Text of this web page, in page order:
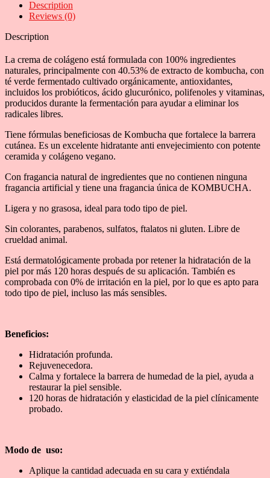
Description
Reviews (0)
Description
La crema de colágeno está formulada con 100% ingredientes
naturales, principalmente con 40.53% de extracto de kombucha, con
té verde fermentado cultivado orgánicamente, antioxidantes,
incluidos los probióticos, ácido glucurónico, polifenoles y vitaminas,
producidos durante la fermentación para ayudar a eliminar los
radicales libres.
Tiene fórmulas beneficiosas de Kombucha que fortalece la barrera
cutánea. Es un excelente hidratante anti envejecimiento con potente
ceramida y colágeno vegano.
Con fragancia natural de ingredientes que no contienen ninguna
fragancia artificial y tiene una fragancia única de KOMBUCHA.
Ligera y no grasosa, ideal para todo tipo de piel.
Sin colorantes, parabenos, sulfatos, ftalatos ni gluten. Libre de
crueldad animal.
Está dermatológicamente probada por retener la hidratación de la
piel por más 120 horas después de su aplicación. También es
comprobada con 0% de irritación en la piel, por lo que es apto para
todo tipo de piel, incluso las más sensibles.
Beneficios:
Hidratación profunda.
Rejuvenecedora.
Calma y fortalece la barrera de humedad de la piel, ayuda a
restaurar la piel sensible.
120 horas de hidratación y elasticidad de la piel clínicamente
probado.
Modo de uso:
Aplique la cantidad adecuada en su cara y extiéndala